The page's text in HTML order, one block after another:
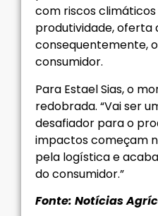
com riscos
produtividade, oferta
consequentemente,
consumidor.
Para Estael Sias, o
redobrada. “Vai ser
desafiador para o
impactos começam
pela logística e
do consumidor.”
Fonte: Notícias